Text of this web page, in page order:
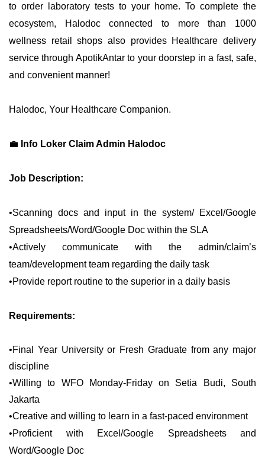
to order laboratory tests to your home. To complete the
ecosystem, Halodoc connected to more than 1000
wellness retail shops also provides Healthcare delivery
service through ApotikAntar to your doorstep in a fast, safe,
and convenient manner!
Halodoc, Your Healthcare Companion.
💼 Info Loker Claim Admin Halodoc
Job Description:
•Scanning docs and input in the system/ Excel/Google
Spreadsheets/Word/Google Doc within the SLA
•Actively communicate with the admin/claim’s
team/development team regarding the daily task
•Provide report routine to the superior in a daily basis
Requirements:
•Final Year University or Fresh Graduate from any major
discipline
•Willing to WFO Monday-Friday on Setia Budi, South
Jakarta
•Creative and willing to learn in a fast-paced environment
•Proficient with Excel/Google Spreadsheets and
Word/Google Doc